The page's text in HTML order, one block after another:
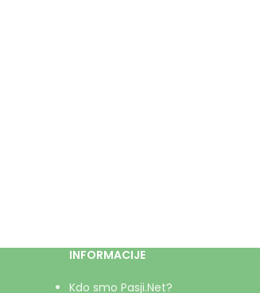
INFORMACIJE
Kdo smo Pasji.Net?